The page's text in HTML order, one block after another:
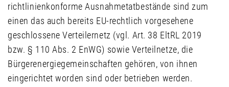
richtlinienkonforme Ausnahmetatbestände sind zum
einen das auch bereits EU-rechtlich vorgesehene
geschlossene Verteilernetz (vgl. Art. 38 EltRL 2019
bzw. § 110 Abs. 2 EnWG) sowie Verteilnetze, die
Bürgerenergiegemeinschaften gehören, von ihnen
eingerichtet worden sind oder betrieben werden.